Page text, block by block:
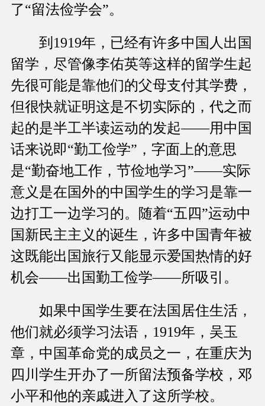
了“留法俭学会”。
到1919年，已经有许多中国人出国
留学，尽管像李佑英等这样的留学生起
先很可能是靠他们的父母支付其学费，
但很快就证明这是不切实际的，代之而
起的是半工半读运动的发起——用中国
话来说即“勤工俭学”，字面上的意思
是“勤奋地工作，节俭地学习”——实际
意义是在国外的中国学生的学习是靠一
边打工一边学习的。随着“五四”运动中
国新民主主义的诞生，许多中国青年被
这既能出国旅行又能显示爱国热情的好
机会——出国勤工俭学——所吸引。
如果中国学生要在法国居住生活，
他们就必须学习法语，1919年，吴玉
章，中国革命党的成员之一，在重庆为
四川学生开办了一所留法预备学校，邓
小平和他的亲戚进入了这所学校。